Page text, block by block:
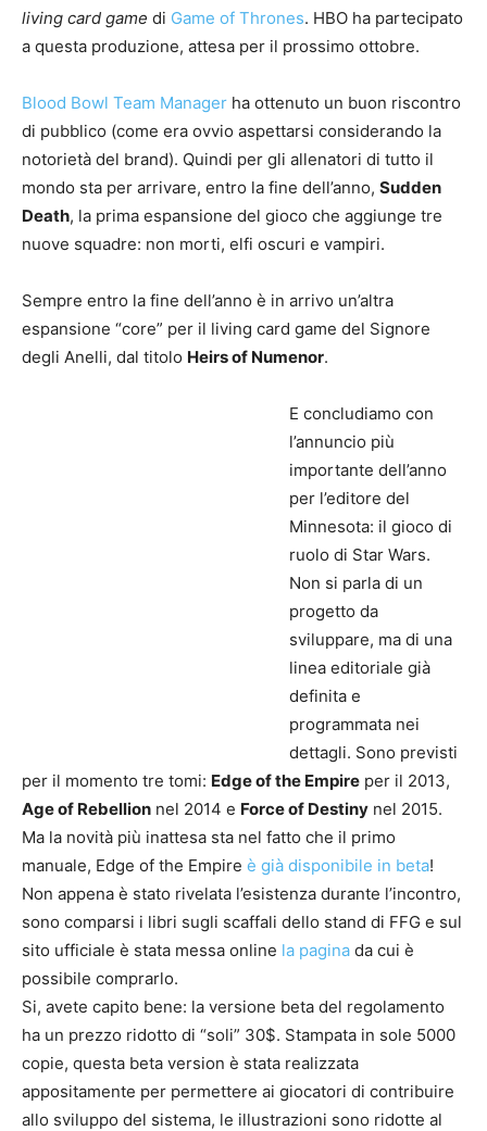
living card game di Game of Thrones. HBO ha partecipato
a questa produzione, attesa per il prossimo ottobre.
Blood Bowl Team Manager ha ottenuto un buon riscontro
di pubblico (come era ovvio aspettarsi considerando la
notorietà del brand). Quindi per gli allenatori di tutto il
mondo sta per arrivare, entro la fine dell’anno, Sudden
Death, la prima espansione del gioco che aggiunge tre
nuove squadre: non morti, elfi oscuri e vampiri.
Sempre entro la fine dell’anno è in arrivo un’altra
espansione “core” per il living card game del Signore
degli Anelli, dal titolo Heirs of Numenor.
E concludiamo con
l’annuncio più
importante dell’anno
per l’editore del
Minnesota: il gioco di
ruolo di Star Wars.
Non si parla di un
progetto da
sviluppare, ma di una
linea editoriale già
definita e
programmata nei
dettagli. Sono previsti
per il momento tre tomi: Edge of the Empire per il 2013,
Age of Rebellion nel 2014 e Force of Destiny nel 2015.
Ma la novità più inattesa sta nel fatto che il primo
manuale, Edge of the Empire è già disponibile in beta!
Non appena è stato rivelata l’esistenza durante l’incontro,
sono comparsi i libri sugli scaffali dello stand di FFG e sul
sito ufficiale è stata messa online la pagina da cui è
possibile comprarlo.
Si, avete capito bene: la versione beta del regolamento
ha un prezzo ridotto di “soli” 30$. Stampata in sole 5000
copie, questa beta version è stata realizzata
appositamente per permettere ai giocatori di contribuire
allo sviluppo del sistema, le illustrazioni sono ridotte al